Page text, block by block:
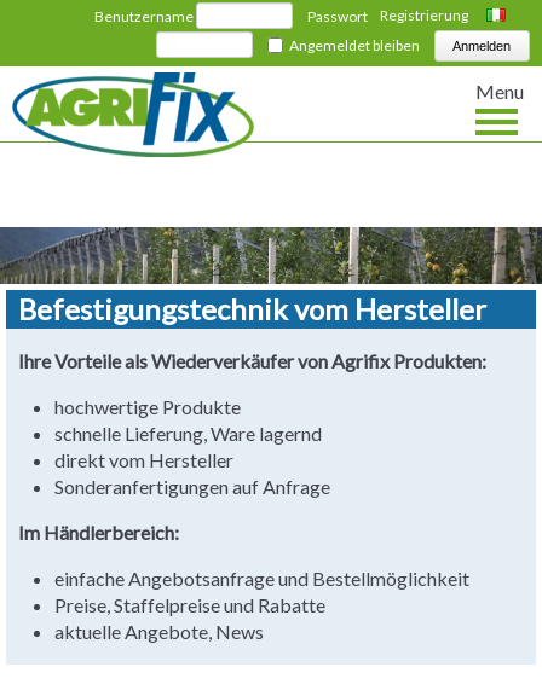
Italiano
Registrierung
Benutzername
Passwort
Angemeldet bleiben
Menu
Befestigungstechnik vom Hersteller
Ihre Vorteile als Wiederverkäufer von Agrifix Produkten:
hochwertige Produkte
schnelle Lieferung, Ware lagernd
direkt vom Hersteller
Sonderanfertigungen auf Anfrage
Im Händlerbereich:
einfache Angebotsanfrage und Bestellmöglichkeit
Preise, Staffelpreise und Rabatte
aktuelle Angebote, News